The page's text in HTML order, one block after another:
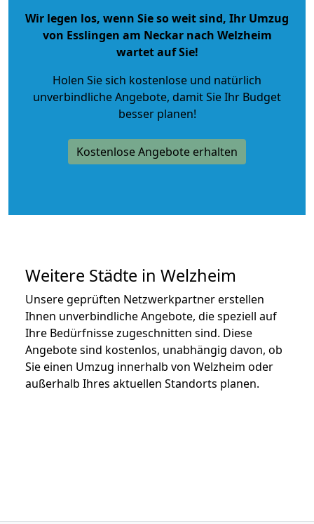
Wir legen los, wenn Sie so weit sind, Ihr Umzug
von Esslingen am Neckar nach Welzheim
wartet auf Sie!
Holen Sie sich kostenlose und natürlich
unverbindliche Angebote, damit Sie Ihr Budget
besser planen!
Kostenlose Angebote erhalten
Weitere Städte in Welzheim
Unsere geprüften Netzwerkpartner erstellen
Ihnen unverbindliche Angebote, die speziell auf
Ihre Bedürfnisse zugeschnitten sind. Diese
Angebote sind kostenlos, unabhängig davon, ob
Sie einen Umzug innerhalb von Welzheim oder
außerhalb Ihres aktuellen Standorts planen.